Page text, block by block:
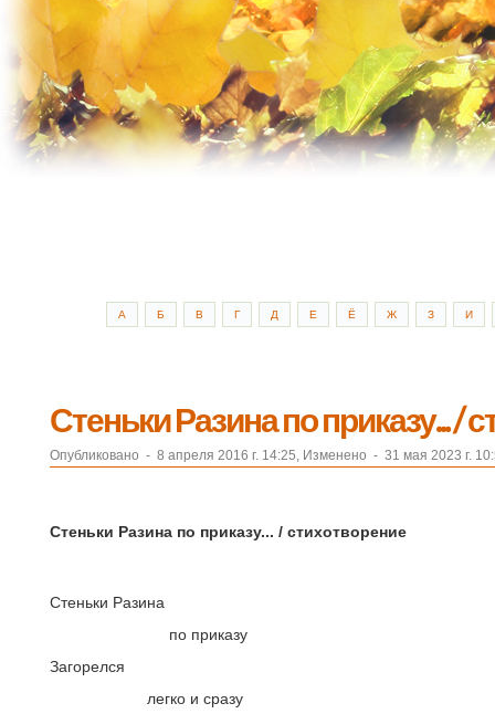
А Б В Г Д Е Ё Ж З И
Стеньки Разина по приказу... /
Опубликовано - 8 апреля 2016 г. 14:25, Изменено - 31 мая 2023 г.
Стеньки Разина по приказу... / стихотворение
Стеньки Разина
по приказу
Загорелся
легко и сразу